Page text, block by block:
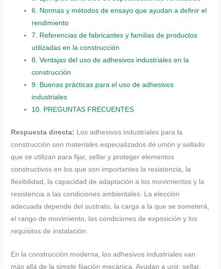
6. Normas y métodos de ensayo que ayudan a definir el
rendimiento
7. Referencias de fabricantes y familias de productos
utilizadas en la construcción
8. Ventajas del uso de adhesivos industriales en la
construcción
9. Buenas prácticas para el uso de adhesivos
industriales
10. PREGUNTAS FRECUENTES
Respuesta directa: Los adhesivos industriales para la
construcción son materiales especializados de unión y sellado
que se utilizan para fijar, sellar y proteger elementos
constructivos en los que son importantes la resistencia, la
flexibilidad, la capacidad de adaptación a los movimientos y la
resistencia a las condiciones ambientales. La elección
adecuada depende del sustrato, la carga a la que se someterá,
el rango de movimiento, las condiciones de exposición y los
requisitos de instalación.
En la construcción moderna, los adhesivos industriales van
más allá de la simple fijación mecánica. Ayudan a unir, sellar,